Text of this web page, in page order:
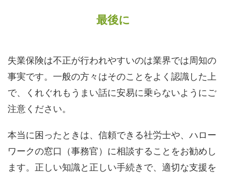
最後に
失業保険は不正が行われやすいのは業界では周知の
事実です。一般の方々はそのことをよく認識した上
で、くれぐれもうまい話に安易に乗らないようにご
注意ください。
本当に困ったときは、信頼できる社労士や、ハロー
ワークの窓口（事務官）に相談することをお勧めし
ます。正しい知識と正しい手続きで、適切な支援を